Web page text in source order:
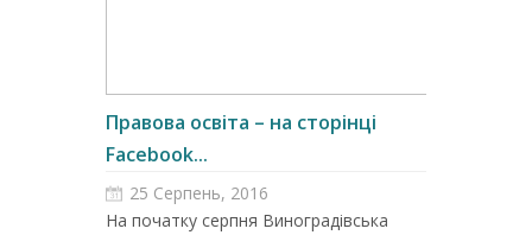
Правова освіта – на сторінці
Facebook...
25 Серпень, 2016
На початку серпня Виноградівська